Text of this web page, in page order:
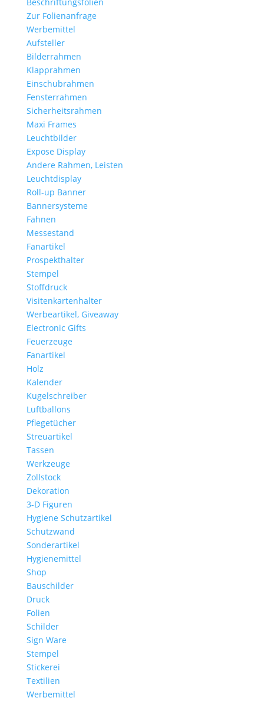
Zur Folienanfrage
Werbemittel
Aufsteller
Bilderrahmen
Klapprahmen
Einschubrahmen
Fensterrahmen
Sicherheitsrahmen
Maxi Frames
Leuchtbilder
Expose Display
Andere Rahmen, Leisten
Leuchtdisplay
Roll-up Banner
Bannersysteme
Fahnen
Messestand
Fanartikel
Prospekthalter
Stempel
Stoffdruck
Visitenkartenhalter
Werbeartikel, Giveaway
Electronic Gifts
Feuerzeuge
Fanartikel
Holz
Kalender
Kugelschreiber
Luftballons
Pflegetücher
Streuartikel
Tassen
Werkzeuge
Zollstock
Dekoration
3-D Figuren
Hygiene Schutzartikel
Schutzwand
Sonderartikel
Hygienemittel
Shop
Bauschilder
Druck
Folien
Schilder
Sign Ware
Stempel
Stickerei
Textilien
Werbemittel